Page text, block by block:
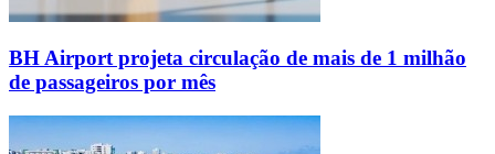
BH Airport projeta circulação de mais de 1 milhão
de passageiros por mês